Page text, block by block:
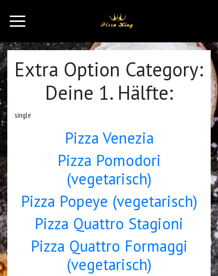
Extra Option Category:
Deine 1. Hälfte:
single
Pizza Venezia
Pizza Pomodori
(vegetarisch)
Pizza Popeye (vegetarisch)
Pizza Quattro Stagioni
Pizza Quattro Formaggi
(vegetarisch)